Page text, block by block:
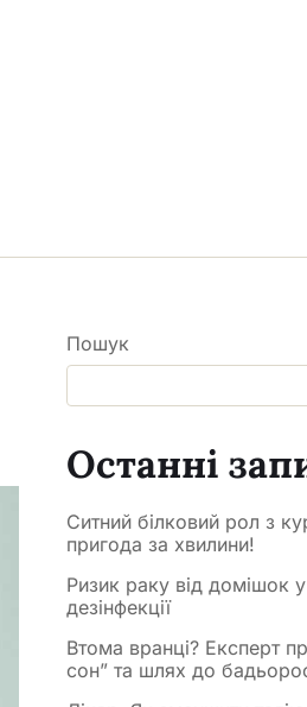
Пошук
Останні
Ситний білковий рол з
пригода за хвилини!
Ризик раку від домішок
дезінфекції
Втома вранці? Експерт
сон” та шлях до